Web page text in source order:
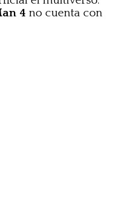
4 no cuenta con